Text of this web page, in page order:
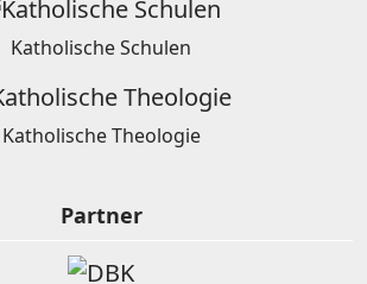
Katholische Schulen
Katholische Theologie
Partner